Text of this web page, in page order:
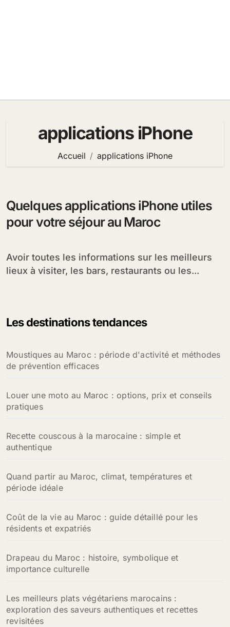
applications iPhone
Accueil applications iPhone
Quelques applications iPhone utiles
pour votre séjour au Maroc
Avoir toutes les informations sur les meilleurs
lieux à visiter, les bars, restaurants ou les...
Les destinations tendances
Moustiques au Maroc : période d'activité et méthodes
de prévention efficaces
Louer une moto au Maroc : options, prix et conseils
pratiques
Recette couscous à la marocaine : simple et
authentique
Quand partir au Maroc, climat, températures et
période idéale
Coût de la vie au Maroc : guide détaillé pour les
résidents et expatriés
Drapeau du Maroc : histoire, symbolique et
importance culturelle
Les meilleurs plats végétariens marocains :
exploration des saveurs authentiques et recettes
revisitées